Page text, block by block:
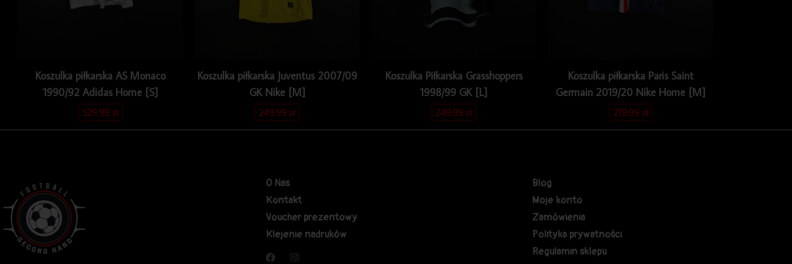
Koszulka piłkarska AS Monaco
1990/92 Adidas Home [S]
529.99zł
Koszulka piłkarska Juventus 2007/09
GK Nike [M]
249.99zł
Koszulka Piłkarska Grasshoppers
1998/99 GK [L]
249.99zł
Koszulka piłkarska Paris Saint
Germain 2019/20 Nike Home [M]
219.99zł
O Nas
Kontakt
Voucher prezentowy
Klejenie nadruków
Blog
Moje konto
Zamówienia
Polityka prywatności
Regulamin sklepu